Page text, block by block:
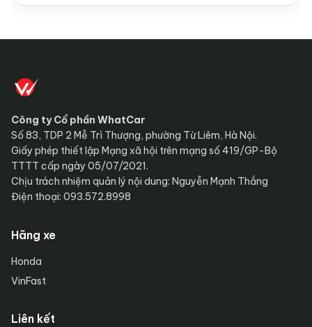
Công ty Cổ phần WhatCar
Số 83, TDP 2 Mễ Trì Thượng, phường Từ Liêm, Hà Nội.
Giấy phép thiết lập Mạng xã hội trên mạng số 419/GP-Bộ
TTTT cấp ngày 05/07/2021.
Chịu trách nhiệm quản lý nội dung: Nguyễn Mạnh Thắng
Điện thoại: 093.572.8998
Hãng xe
Honda
VinFast
Liên kết